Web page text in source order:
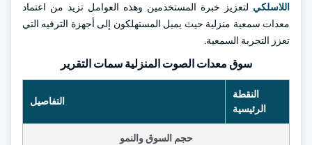
اللاسلكي لتعزيز خبرة المستخدمين وهذه العوامل تزيد من اعتماد
معدات سمعية منزلية حيث يميل المستهلكون إلى أجهزة الترفيه التي
تعزز التجربة السمعية.
سوق معدات الصوت المنزلية سمات التقرير
النقطة
الرئيسية
التفاصيل
حجم السوق والنمو